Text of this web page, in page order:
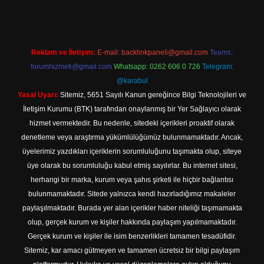
Reklam ve İletişim: E-mail: backlinkpaneli@gmail.com Teams:
forumhizmeti@gmail.com Whatsapp: 0262 606 0 726 Telegram:
@karabul
Yasal Uyarı: Sitemiz, 5651 Sayılı Kanun gereğince Bilgi Teknolojileri ve
İletişim Kurumu (BTK) tarafından onaylanmış bir Yer Sağlayıcı olarak
hizmet vermektedir. Bu nedenle, sitedeki içerikleri proaktif olarak
denetleme veya araştırma yükümlülüğümüz bulunmamaktadır. Ancak,
üyelerimiz yazdıkları içeriklerin sorumluluğunu taşımakta olup, siteye
üye olarak bu sorumluluğu kabul etmiş sayılırlar. Bu internet sitesi,
herhangi bir marka, kurum veya şahıs şirketi ile hiçbir bağlantısı
bulunmamaktadır. Sitede yalnızca kendi hazırladığımız makaleler
paylaşılmaktadır. Burada yer alan içerikler haber niteliği taşımamakta
olup, gerçek kurum ve kişiler hakkında paylaşım yapılmamaktadır.
Gerçek kurum ve kişiler ile isim benzerlikleri tamamen tesadüfidir.
Sitemiz, kar amacı gütmeyen ve tamamen ücretsiz bir bilgi paylaşım